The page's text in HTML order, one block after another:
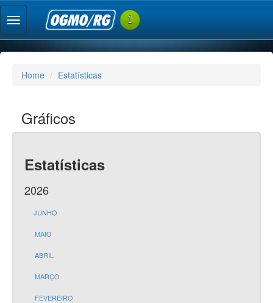
Home Estatísticas
Gráficos
Estatísticas
2026
JUNHO
MAIO
ABRIL
MARÇO
FEVEREIRO